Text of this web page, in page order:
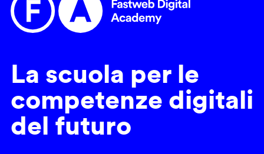
La scuola per le
competenze digitali
del futuro